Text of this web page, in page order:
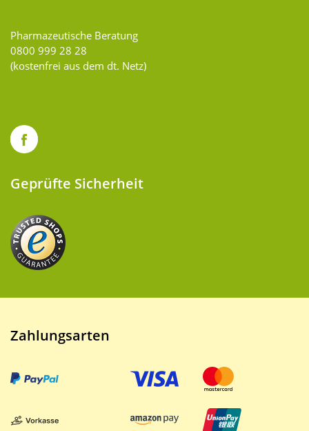
Pharmazeutische Beratung
0800 999 28 28
(kostenfrei aus dem dt. Netz)
Geprüfte Sicherheit
Zahlungsarten